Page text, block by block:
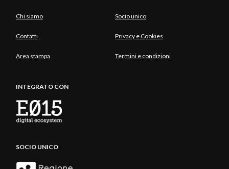
Chi siamo Socio unico
Contatti Privacy e Cookies
Area stampa Termini e condizioni
INTEGRATO CON
SOCIO UNICO